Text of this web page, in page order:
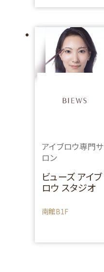
アイブロウ専門サ
ロン
ビューズ アイブ
ロウ スタジオ
南館B1F